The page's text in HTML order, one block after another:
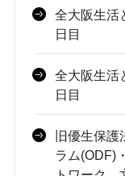
全大阪生
日目
全大阪生
日目
旧優生保
ラム(ODF)